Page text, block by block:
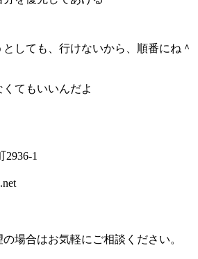
しても、行けないから、順番にね＾
てもいいんだよ
1
の場合はお気軽にご相談ください。